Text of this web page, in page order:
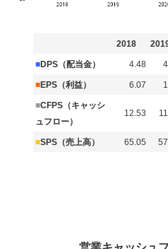
2018
■DPS（配当金） 4.48
■EPS（利益） 6.07
■CFPS（キャッシ
ュフロー）
12.53
■SPS（売上高） 65.05
営業キャッシュ